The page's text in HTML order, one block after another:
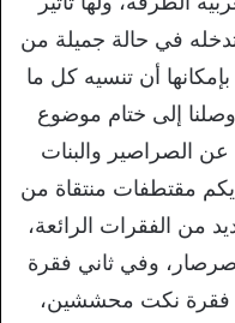
في حالة جميلة من
أن تنسيه كل ما
إلى ختام موضوع
الصراصير والبنات
بين أيديكم مقتطفات منتقاة من
من الفقرات الرائعة،
وفي ثاني فقرة
فقرة نكت محششين،